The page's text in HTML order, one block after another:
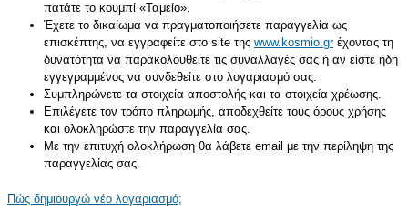
πατάτε το κουμπί «Ταμείο».
Έχετε το δικαίωμα να πραγματοποιήσετε παραγγελία ως
επισκέπτης, να εγγραφείτε στο site της www.kosmio.grέχοντας τη
δυνατότητα να παρακολουθείτε τις συναλλαγές σας ή αν είστε ήδη
εγγεγραμμένος να συνδεθείτε στο λογαριασμό σας.
Συμπληρώνετε τα στοιχεία αποστολής και τα στοιχεία χρέωσης.
Επιλέγετε τον τρόπο πληρωμής, αποδεχθείτε τους όρους χρήσης
και ολοκληρώστε την παραγγελία σας.
Με την επιτυχή ολοκλήρωση θα λάβετε email με την περίληψη της
παραγγελίας σας.
Πώς δημιουργώ νέο λογαριασμό;